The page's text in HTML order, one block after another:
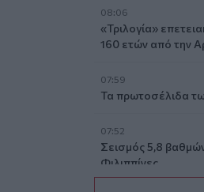
08:06
«Τριλογία»
160 ετών από την
07:59
Τα πρωτοσέλιδα
07:52
Σεισμός 5,8
Φιλιππίνες